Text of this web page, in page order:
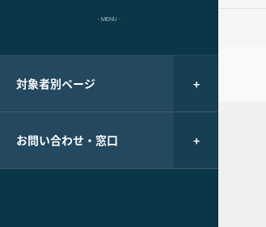
- MENU -
対象者別ページ
お問い合わせ・窓口